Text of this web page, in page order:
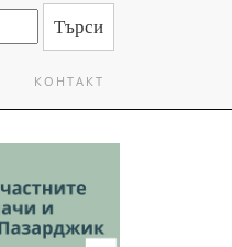
КОНТАКТ